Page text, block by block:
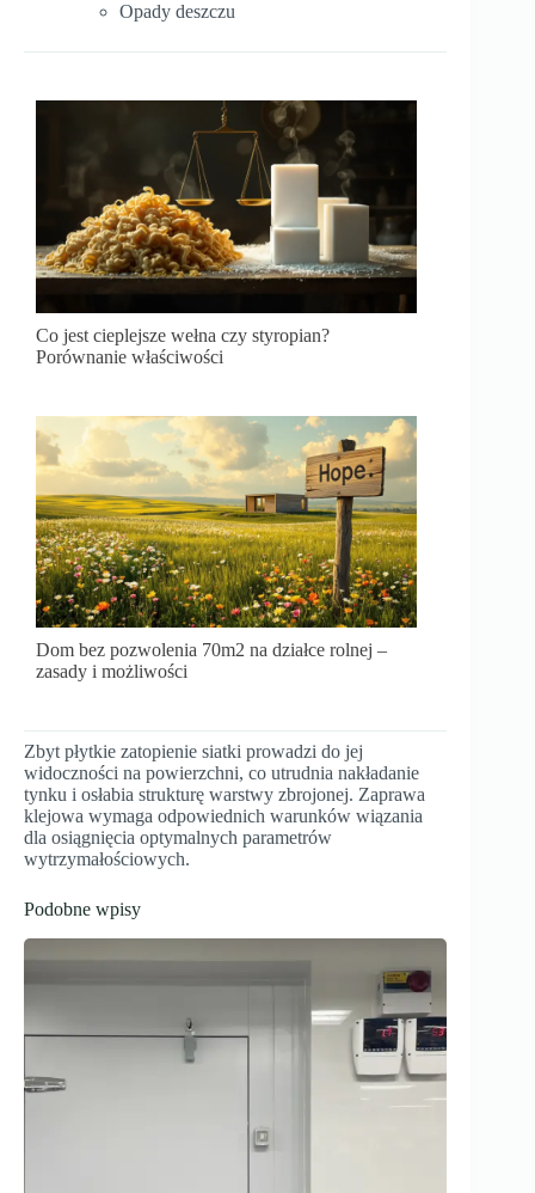
Opady deszczu
Co jest cieplejsze wełna czy styropian?
Porównanie właściwości
Dom bez pozwolenia 70m2 na działce rolnej –
zasady i możliwości
Zbyt płytkie zatopienie siatki prowadzi do jej
widoczności na powierzchni, co utrudnia nakładanie
tynku i osłabia strukturę warstwy zbrojonej. Zaprawa
klejowa wymaga odpowiednich warunków wiązania
dla osiągnięcia optymalnych parametrów
wytrzymałościowych.
Podobne wpisy